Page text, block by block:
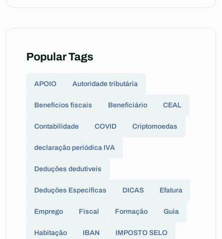
Popular Tags
APOIO Autoridade tributária
Beneficios fiscais Beneficiário CEAL
Contabilidade COVID Criptomoedas
declaração periódica IVA
Deduções dedutiveis
Deduções Especificas DICAS Efatura
Emprego Fiscal Formação Guia
Habitação IBAN IMPOSTO SELO